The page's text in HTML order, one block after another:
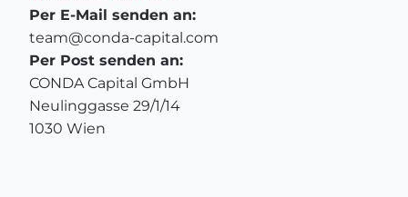
Per E-Mail senden an:
team@conda-capital.com
Per Post senden an:
CONDA Capital GmbH
Neulinggasse 29/1/14
1030 Wien